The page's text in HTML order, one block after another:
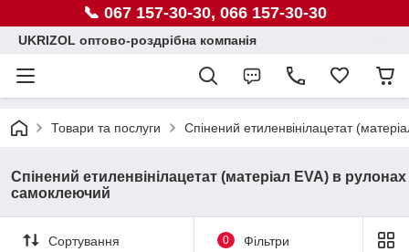
📞 067 157-30-30, 066 157-30-30
UKRIZOL оптово-роздрібна компанія
Товари та послуги Спінений етиленвінілацетат
Спінений етиленвінілацетат (матеріал EVA) в рулонах
самоклеючий
Сортування 0 Фільтри